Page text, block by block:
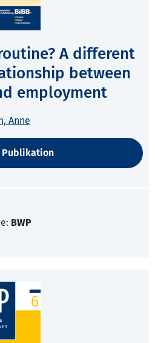
A different
between
employment
Anne
Publikation
BWP